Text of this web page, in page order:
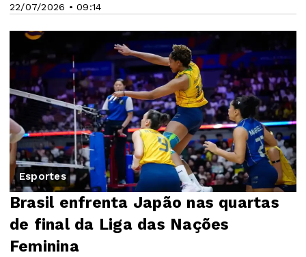
22/07/2026 • 09:14
Esportes
Brasil enfrenta Japão nas quartas
de final da Liga das Nações
Feminina